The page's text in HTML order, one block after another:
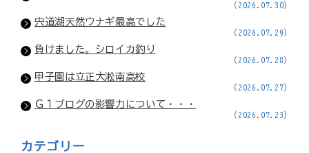
(2026.07.30)
宍道湖天然ウナギ最高でした
(2026.07.29)
負けました。シロイカ釣り
(2026.07.28)
甲子園は立正大淞南高校
(2026.07.27)
Ｇ１ブログの影響力について・・・
(2026.07.23)
カテゴリー